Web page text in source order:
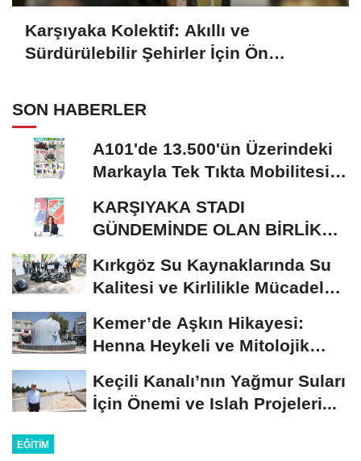
Karşıyaka Kolektif: Akıllı ve
Sürdürülebilir Şehirler İçin Ön
SON HABERLER
A101'de 13.500'ün Üzerindeki
Markayla Tek Tıkta Mobilitesi
KARŞIYAKA STADI
GÜNDEMİNDE OLAN BİRLİK
Kırkgöz Su Kaynaklarında Su
Kalitesi ve Kirlilikle Mücadele:
Kemer’de Aşkın Hikayesi:
Henna Heykeli ve Mitolojik
Keçili Kanalı’nın Yağmur Suları
İçin Önemi ve Islah Projeleri...
EĞITIM